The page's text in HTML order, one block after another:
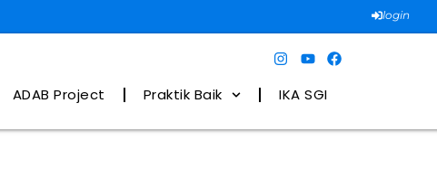
login
ADAB Project Praktik Baik IKA SGI